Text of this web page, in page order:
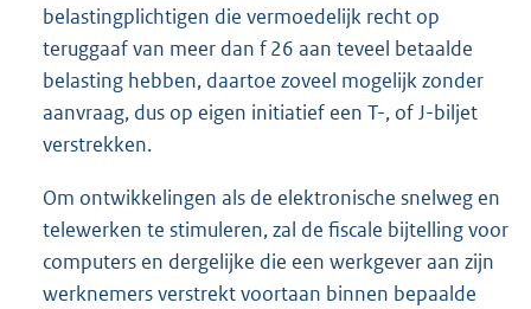
belastingplichtigen die vermoedelijk recht op
teruggaaf van meer dan f 26 aan teveel betaalde
belasting hebben, daartoe zoveel mogelijk zonder
aanvraag, dus op eigen initiatief een T-, of J-biljet
verstrekken.
Om ontwikkelingen als de elektronische snelweg en
telewerken te stimuleren, zal de fiscale bijtelling voor
computers en dergelijke die een werkgever aan zijn
werknemers verstrekt voortaan binnen bepaalde